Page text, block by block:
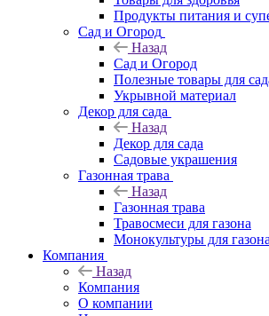
Продукты питания и
Сад и Огород
Назад
Сад и Огород
Полезные товары для
Укрывной материал
Декор для сада
Назад
Декор для сада
Садовые украшения
Газонная трава
Назад
Газонная трава
Травосмеси для газона
Монокультуры для газона
Компания
Назад
Компания
О компании